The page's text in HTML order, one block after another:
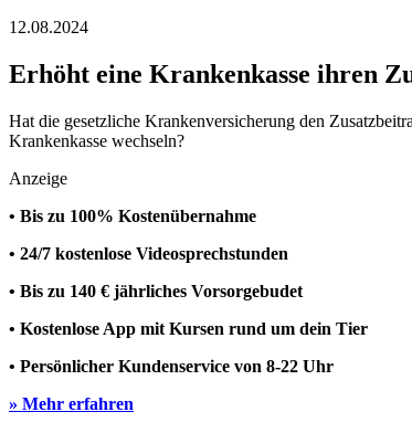
12.08.2024
Erhöht eine Krankenkasse ihren
Hat die gesetzliche Krankenversicherung den
Krankenkasse wechseln?
Anzeige
• Bis zu 100% Kostenübernahme
• 24/7 kostenlose Videosprechstunden
• Bis zu 140 € jährliches Vorsorgebudet
• Kostenlose App mit Kursen rund um dein Tier
• Persönlicher Kundenservice von 8-22 Uhr
» Mehr erfahren